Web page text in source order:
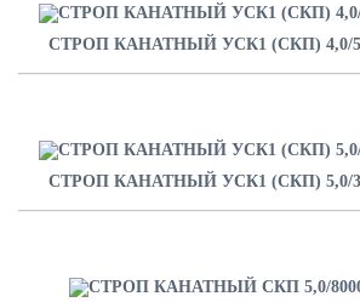
СТРОП КАНАТНЫЙ УСК1 (СКП) 4,0/
СТРОП КАНАТНЫЙ УСК1 (СКП) 5,0/